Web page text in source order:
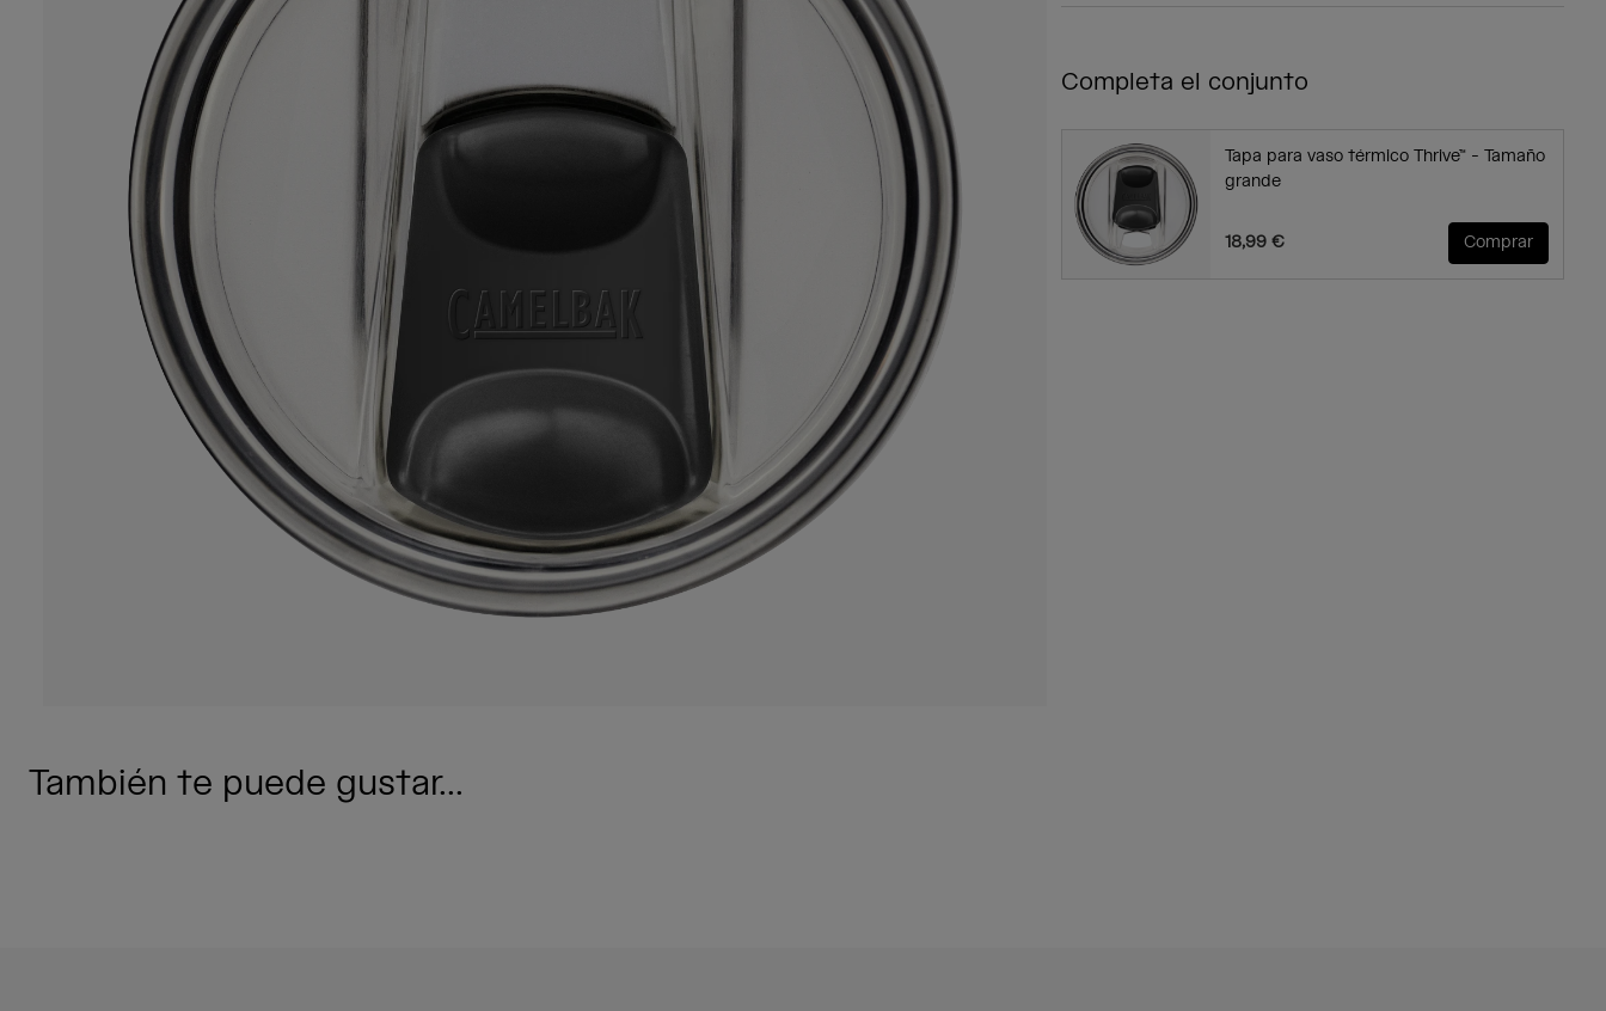
Completa el conjunto
Tapa para vaso térmico Thrive™ - Tamaño
grande
18,99 € Comprar
También te puede gustar...